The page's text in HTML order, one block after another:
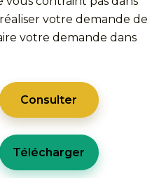
votre demande de
votre demande dans
Consulter
Télécharger